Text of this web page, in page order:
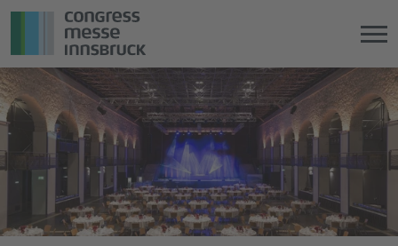
zum
Hauptinhalt
zum
Hauptmenü